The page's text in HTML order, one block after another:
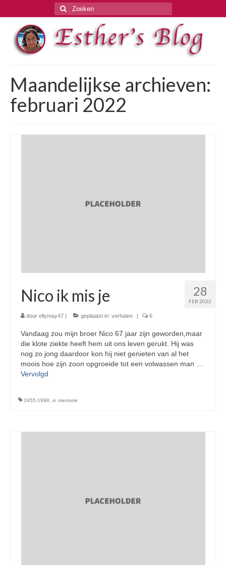
Zoeken
naar:
Maandelijkse archieven:
februari 2022
28
FEB 2022
Nico ik mis je
door ellymay47 | geplaatst in: verhalen | 6
Vandaag zou mijn broer Nico 67 jaar zijn geworden,maar
die klote ziekte heeft hem uit ons leven gerukt. Hij was
nog zo jong daardoor kon hij niet genieten van al het
moois hoe zijn zoon opgroeide tot een volwassen man …
Vervolgd
1955-1998 in memorie